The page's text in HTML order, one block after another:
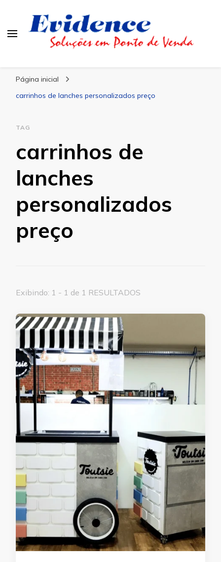
Página inicial
carrinhos de lanches personalizados preço
TAG
carrinhos de
lanches
personalizados
preço
Exibindo: 1 - 1 de 1 RESULTADOS